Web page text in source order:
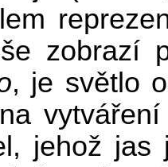
zobrazí
, je světlo
jehož jas